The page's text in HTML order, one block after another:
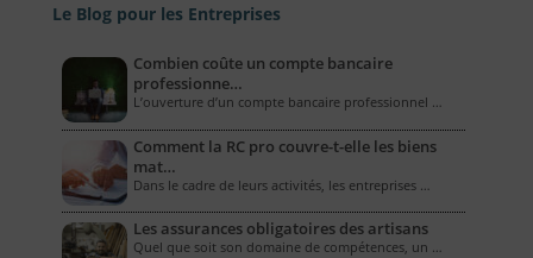
Le Blog pour les Entreprises
Combien coûte un compte bancaire
professionne…
L’ouverture d’un compte bancaire professionnel …
Comment la RC pro couvre-t-elle les biens
mat…
Dans le cadre de leurs activités, les entreprises …
Les assurances obligatoires des artisans
Quel que soit son domaine de compétences, un …